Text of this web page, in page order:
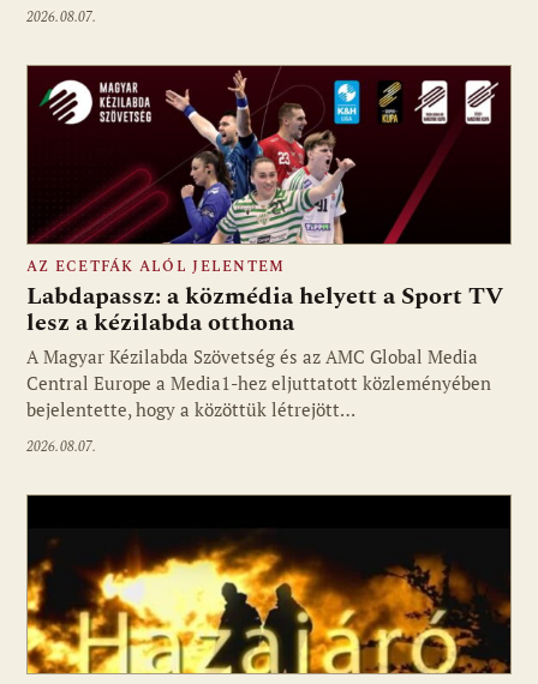
2026.08.07.
Fotó: media1.hu
AZ ECETFÁK ALÓL JELENTEM
Labdapassz: a közmédia helyett a Sport TV
lesz a kézilabda otthona
A Magyar Kézilabda Szövetség és az AMC Global Media
Central Europe a Media1-hez eljuttatott közleményében
bejelentette, hogy a közöttük létrejött…
2026.08.07.